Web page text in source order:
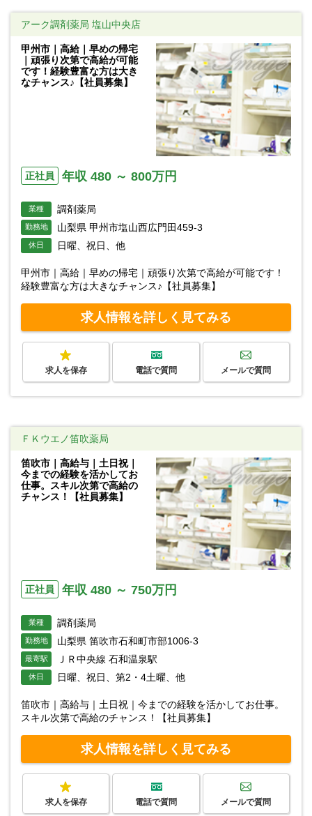
アーク調剤薬局 塩山中央店
甲州市｜高給｜早めの帰宅
｜頑張り次第で高給が可能
です！経験豊富な方は大き
なチャンス♪【社員募集】
正社員 年収 480 ～ 800万円
業種 調剤薬局
勤務地 山梨県 甲州市塩山西広門田459-3
休日 日曜、祝日、他
甲州市｜高給｜早めの帰宅｜頑張り次第で高給が可能です！
経験豊富な方は大きなチャンス♪【社員募集】
求人情報を詳しく見てみる
求人を保存 電話で質問 メールで質問
ＦＫウエノ笛吹薬局
笛吹市｜高給与｜土日祝｜
今までの経験を活かしてお
仕事。スキル次第で高給の
チャンス！【社員募集】
正社員 年収 480 ～ 750万円
業種 調剤薬局
勤務地 山梨県 笛吹市石和町市部1006-3
最寄駅 ＪＲ中央線 石和温泉駅
休日 日曜、祝日、第2・4土曜、他
笛吹市｜高給与｜土日祝｜今までの経験を活かしてお仕事。
スキル次第で高給のチャンス！【社員募集】
求人情報を詳しく見てみる
求人を保存 電話で質問 メールで質問